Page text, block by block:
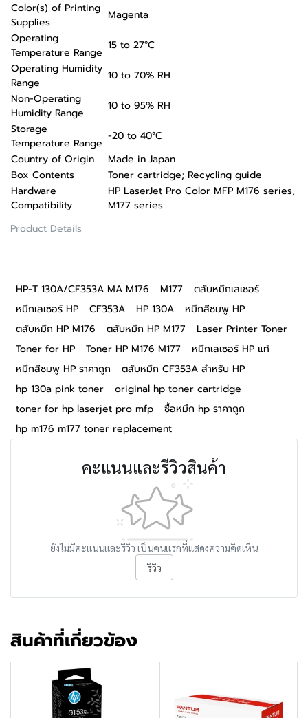
Product Details
Color(s) of Printing
Supplies
Magenta
Operating
Temperature Range
15 to 27°C
Operating Humidity
Range
10 to 70% RH
Non-Operating
Humidity Range
10 to 95% RH
Storage
Temperature Range
-20 to 40°C
Country of Origin
Made in Japan
Box Contents
Toner cartridge; Recycling guide
Hardware
Compatibility
HP LaserJet Pro Color MFP M176 series,
M177 series
HP-T 130A/CF353A MA M176 M177
ตลับหมึกเลเซอร์
หมึกเลเซอร์ HP
CF353A HP 130A
หมึกสีชมพู HP
ตลับหมึก HP M176
ตลับหมึก HP M177
Laser Printer Toner
Toner for HP
Toner HP M176 M177
หมึกเลเซอร์ HP แท้
หมึกสีชมพู HP ราคาถูก
ตลับหมึก CF353A สำหรับ HP
hp 130a pink toner
original hp toner cartridge
toner for hp laserjet pro mfp
ซื้อหมึก hp ราคาถูก
hp m176 m177 toner replacement
คะแนนและรีวิวสินค้า
ยังไม่มีคะแนนและรีวิว เป็นคนแรกที่แสดงความคิดเห็น
รีวิว
สินค้าที่เกี่ยวข้อง